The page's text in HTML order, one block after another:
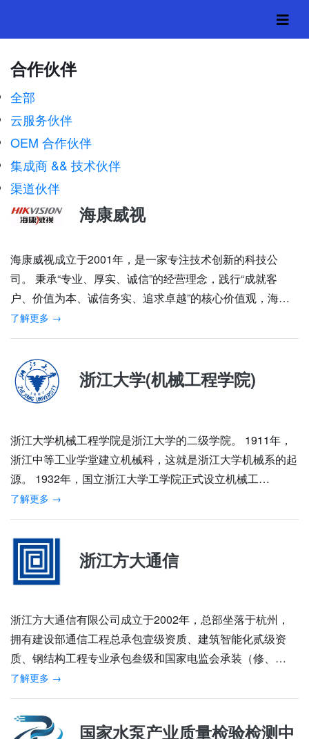
合作伙伴
全部
云服务伙伴
OEM 合作伙伴
集成商 && 技术伙伴
渠道伙伴
海康威视
海康威视成立于2001年，是一家专注技术创新的科技公
司。 秉承“专业、厚实、诚信”的经营理念，践行“成就客
户、价值为本、诚信务实、追求卓越”的核心价值观，海…
了解更多 →
浙江大学(机械工程学院)
浙江大学机械工程学院是浙江大学的二级学院。 1911年，
浙江中等工业学堂建立机械科，这就是浙江大学机械系的起
源。 1932年，国立浙江大学工学院正式设立机械工…
了解更多 →
浙江方大通信
浙江方大通信有限公司成立于2002年，总部坐落于杭州，
拥有建设部通信工程总承包壹级资质、建筑智能化贰级资
质、钢结构工程专业承包叁级和国家电监会承装（修、…
了解更多 →
国家水泵产业质量检验检测中